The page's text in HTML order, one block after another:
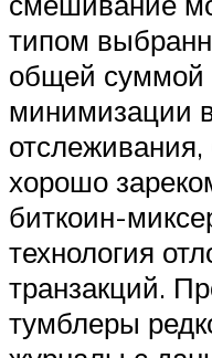
типом
общей суммой
минимизации
хорошо
биткоин-
технология
транзакций.
тумблеры